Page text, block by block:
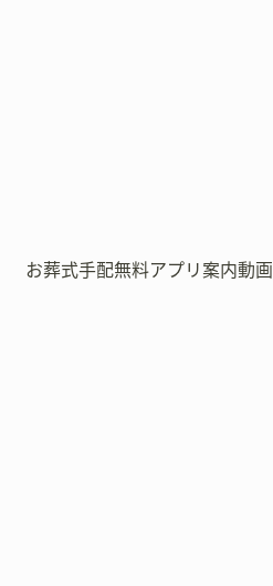
お葬式手配無料アプリ案内動画